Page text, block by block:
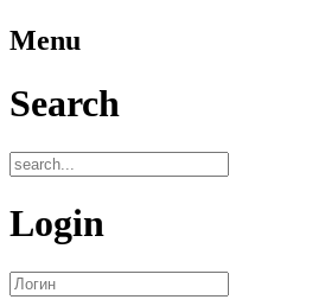
Menu
Search
Login